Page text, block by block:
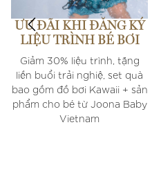
ƯU ĐÃI KHI ĐĂNG KÝ
LIỆU TRÌNH BÉ BƠI
Giảm 30% liệu trình, tặng
liền buổi trải nghiệ, set quà
bao gồm đồ bơi Kawaii + sản
phẩm cho bé từ Joona Baby
Vietnam